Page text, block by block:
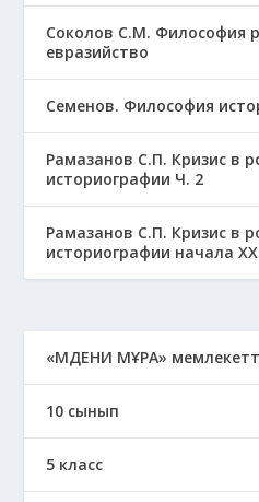
Соколов С.М. Философия
евразийство
Семенов. Философия
Рамазанов С.П. Кризис в
историографии Ч. 2
Рамазанов С.П. Кризис в
историографии начала
«МӘДЕНИ МҰРА»
10 сынып
5 класс